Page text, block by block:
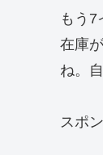
もう7
在庫
ね。
スポ